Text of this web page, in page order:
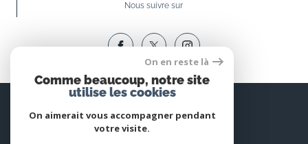
Nous suivre sur
Espace
PROPRIÉTAIRE
Se connecter
On en reste là
Comme beaucoup, notre site
utilise les cookies
On aimerait vous accompagner pendant
votre visite.